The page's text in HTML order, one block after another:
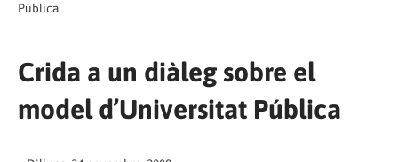
Pública
Crida a un diàleg sobre el
model d’Universitat Pública